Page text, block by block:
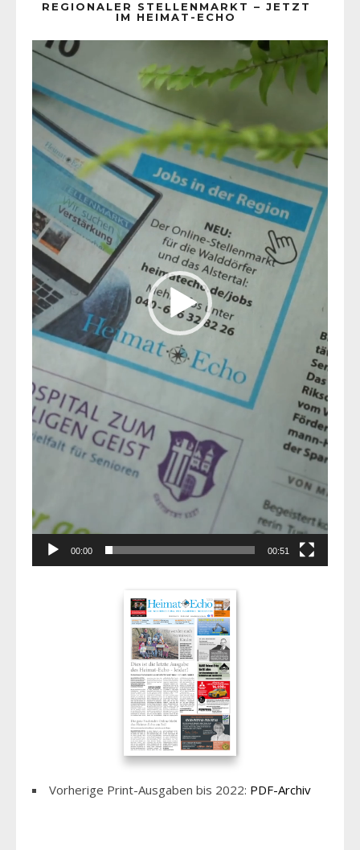
REGIONALER STELLENMARKT – JETZT
IM HEIMAT-ECHO
Player
00:00 00:51
Vorherige Print-Ausgaben bis 2022: PDF-Archiv